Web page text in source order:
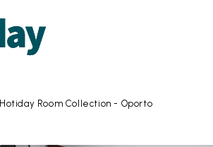
Hotiday Room Collection - Oporto